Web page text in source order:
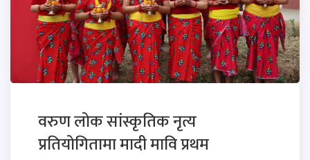
वरुण लोक सांस्कृतिक नृत्य
प्रतियोगितामा मादी मावि प्रथम